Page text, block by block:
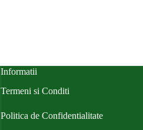
Informatii
Termeni si Conditi
Politica de Confidentialitate